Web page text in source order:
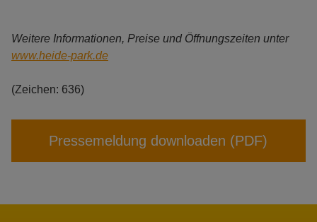
Weitere Informationen, Preise und Öffnungszeiten unter
www.heide-park.de
(Zeichen: 636)
Pressemeldung downloaden (PDF)